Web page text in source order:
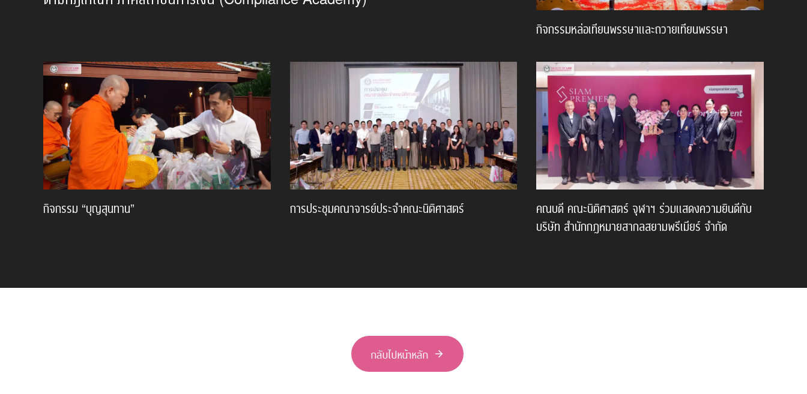
กิจกรรมหล่อเทียนพรรษาและถวายเทียนพรรษา
กิจกรรม “บุญสุนทาน” การประชุมคณาจารย์ประจำคณะนิติศาสตร์
คณบดี คณะนิติศาสตร์ จุฬาฯ ร่วมแสดงความยินดีกับ
บริษัท สำนักกฎหมายสากลสยามพรีเมียร์ จำกัด
กลับไปหน้าหลัก